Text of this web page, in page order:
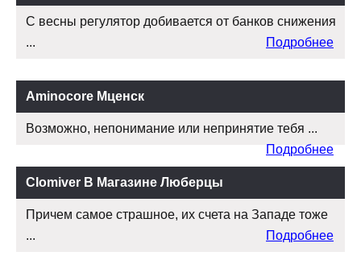
С весны регулятор добивается от банков снижения
...
Подробнее
Aminocore Мценск
Возможно, непонимание или непринятие тебя ...
Подробнее
Clomiver В Магазине Люберцы
Причем самое страшное, их счета на Западе тоже
...
Подробнее